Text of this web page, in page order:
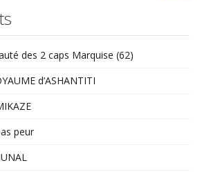
des 2 caps Marquise (62)
d’ASHANTITI
peur